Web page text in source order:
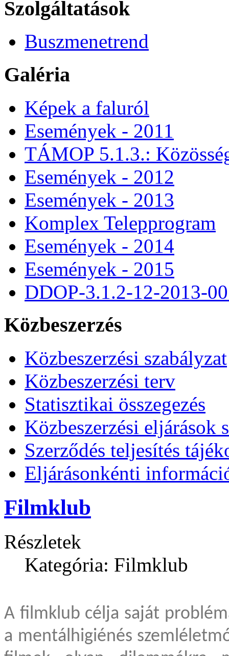
Szolgáltatások
Buszmenetrend
Galéria
Képek a faluról
Események - 2011
TÁMOP 5.1.3.:
Események - 2012
Események - 2013
Komplex Telepprogram
Események - 2014
Események - 2015
DDOP-3.1.2-12-2013-
Közbeszerzés
Közbeszerzési szabályzat
Közbeszerzési terv
Statisztikai összegezés
Közbeszerzési eljárások
Szerződés teljesítés
Eljárásonkénti
Filmklub
Részletek
Kategória: Filmklub
A filmklub célja saját
a mentálhigiénés